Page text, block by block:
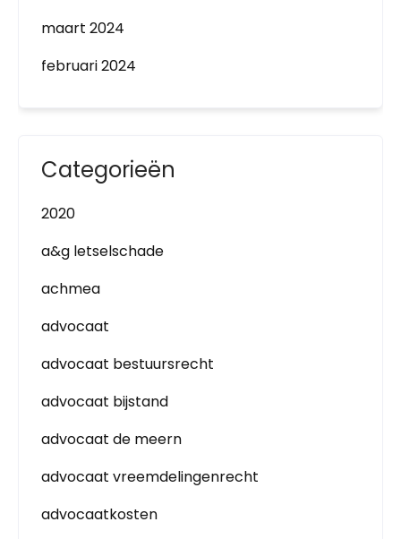
maart 2024
februari 2024
Categorieën
2020
a&g letselschade
achmea
advocaat
advocaat bestuursrecht
advocaat bijstand
advocaat de meern
advocaat vreemdelingenrecht
advocaatkosten